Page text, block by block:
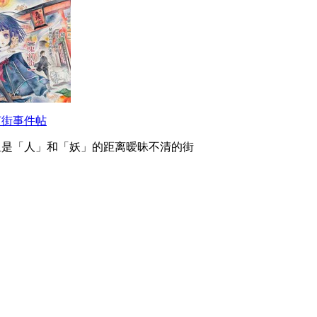
事件帖
「人」和「妖」的距离暧昧不清的街